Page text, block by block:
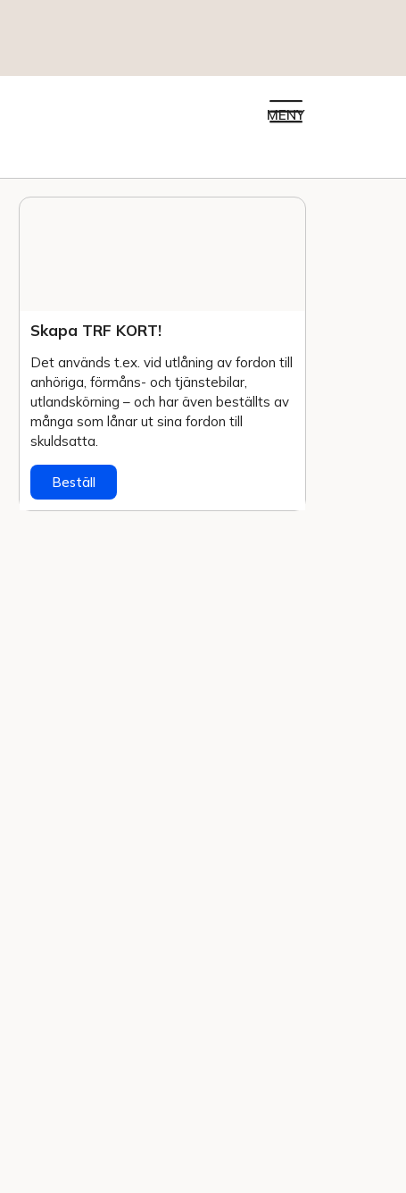
MENY
Skapa TRF KORT!
Det används t.ex. vid utlåning av fordon till
anhöriga, förmåns- och tjänstebilar,
utlands­körning – och har även beställts av
många som lånar ut sina fordon till
skuldsatta.
Beställ